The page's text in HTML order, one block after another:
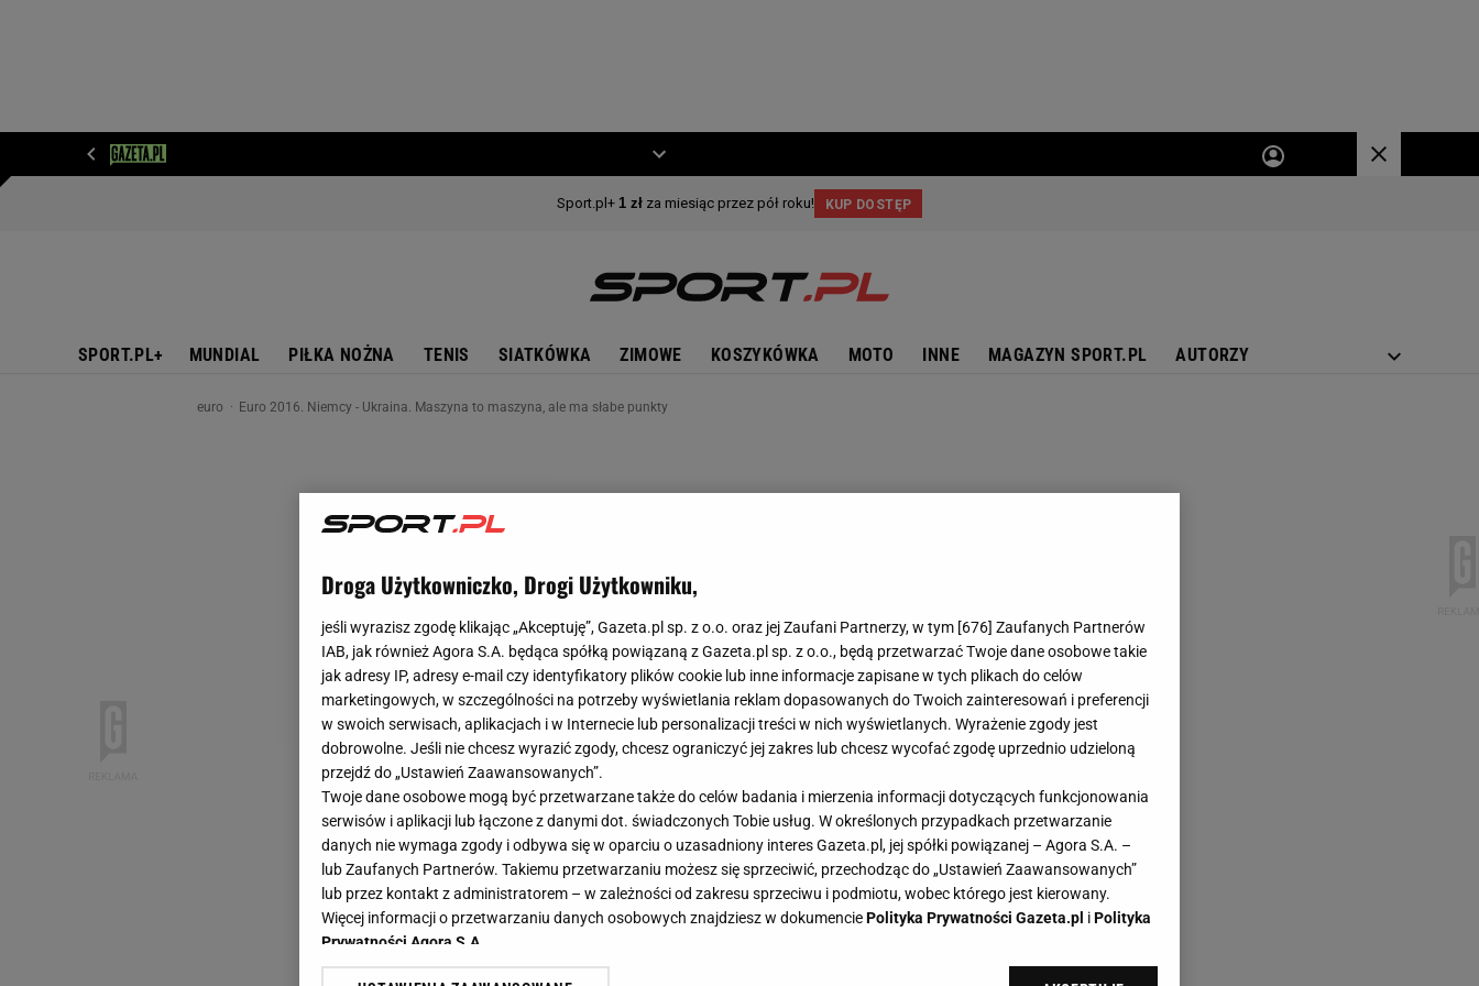
SPORT.PL+ MUNDIAL PIŁKA NOŻNA TENIS SIATKÓWKA ZIMOWE KOSZYKÓWKA MOTO INNE MAGAZYN SPORT.PL AUTORZY
euro Euro 2016. Niemcy - Ukraina. Maszyna to maszyna, ale ma słabe punkty
Droga Użytkowniczko, Drogi Użytkowniku,
jeśli wyrazisz zgodę klikając „Akceptuję”, Gazeta.pl sp. z o.o. oraz jej Zaufani Partnerzy, w tym [676] Zaufanych Partnerów
IAB, jak również Agora S.A. będąca spółką powiązaną z Gazeta.pl sp. z o.o., będą przetwarzać Twoje dane osobowe takie
jak adresy IP, adresy e-mail czy identyfikatory plików cookie lub inne informacje zapisane w tych plikach do celów
marketingowych, w szczególności na potrzeby wyświetlania reklam dopasowanych do Twoich zainteresowań i preferencji
w swoich serwisach, aplikacjach i w Internecie lub personalizacji treści w nich wyświetlanych. Wyrażenie zgody jest
dobrowolne. Jeśli nie chcesz wyrazić zgody, chcesz ograniczyć jej zakres lub chcesz wycofać zgodę uprzednio udzieloną
przejdź do „Ustawień Zaawansowanych”.
Twoje dane osobowe mogą być przetwarzane także do celów badania i mierzenia informacji dotyczących funkcjonowania
serwisów i aplikacji lub łączone z danymi dot. świadczonych Tobie usług. W określonych przypadkach przetwarzanie
danych nie wymaga zgody i odbywa się w oparciu o uzasadniony interes Gazeta.pl, jej spółki powiązanej – Agora S.A. –
lub Zaufanych Partnerów. Takiemu przetwarzaniu możesz się sprzeciwić, przechodząc do „Ustawień Zaawansowanych”
lub przez kontakt z administratorem – w zależności od zakresu sprzeciwu i podmiotu, wobec którego jest kierowany.
Więcej informacji o przetwarzaniu danych osobowych znajdziesz w dokumenciePolityka Prywatności Gazeta.pl iPolityka
Prywatności Agora S.A.